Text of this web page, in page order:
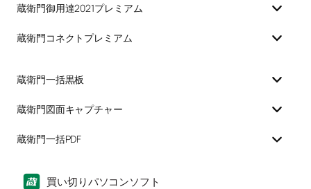
蔵衛門御用達2021プレミアム
蔵衛門コネクトプレミアム
蔵衛門一括黒板
蔵衛門図面キャプチャー
蔵衛門一括PDF
買い切りパソコンソフト